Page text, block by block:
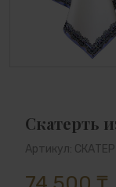
Скатерть
Артикул: